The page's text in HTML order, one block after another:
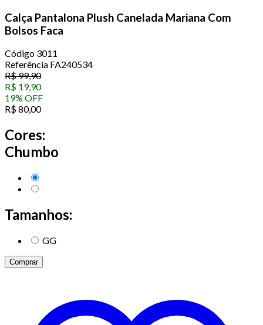
Calça Pantalona Plush Canelada Mariana Com
Bolsos Faca
Código 3011
Referência FA240534
R$99,90
R$ 19,90
19% OFF
R$80,00
Cores:
Chumbo
Tamanhos:
GG
Comprar